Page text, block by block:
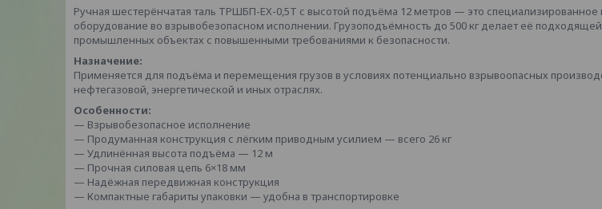
Ручная шестерёнчатая таль ТРШБП-ЕХ-0,5Т с высотой подъёма 12 метров — это
оборудование во взрывобезопасном исполнении. Грузоподъёмность до 500 кг делает её
промышленных объектах с повышенными требованиями к безопасности.
Назначение:
Применяется для подъёма и перемещения грузов в условиях потенциально взрывоопасных
нефтегазовой, энергетической и иных отраслях.
Особенности:
— Взрывобезопасное исполнение
— Продуманная конструкция с лёгким приводным усилием — всего 26 кг
— Удлинённая высота подъёма — 12 м
— Прочная силовая цепь 6×18 мм
— Надёжная передвижная конструкция
— Компактные габариты упаковки — удобна в транспортировке